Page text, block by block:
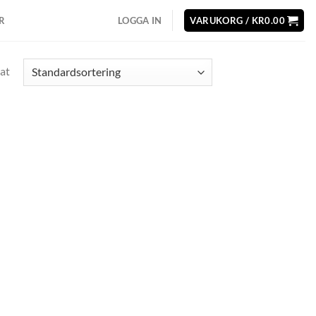
LOGGA IN VARUKORG / KR0.00